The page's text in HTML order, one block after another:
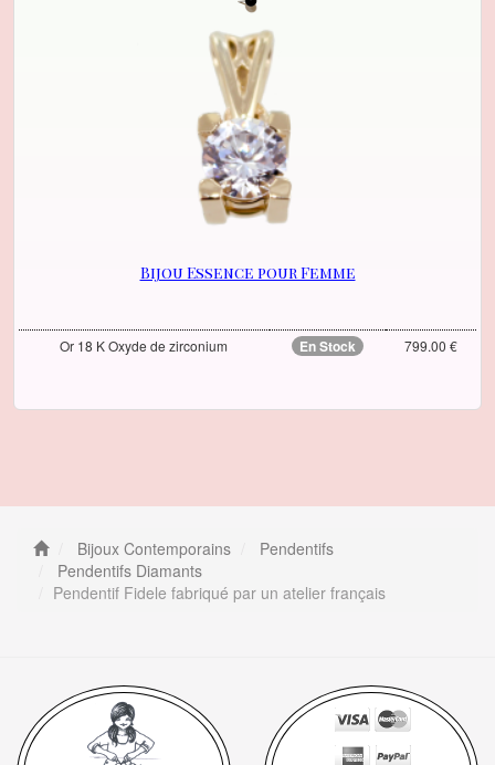
Bijou Essence pour Femme
Or 18 K Oxyde de zirconium En Stock 799.00 €
Bijoux Contemporains
Pendentifs
Pendentifs Diamants
Pendentif Fidele fabriqué par un atelier français